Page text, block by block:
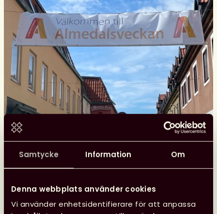
Samtycke Information Om
Denna webbplats använder cookies
Vi använder enhetsidentifierare för att anpassa
Se Svensk biblioteksförenings
Svensk biblioteksförening anordnade tre
programpunkter under Almedalen med fokus på